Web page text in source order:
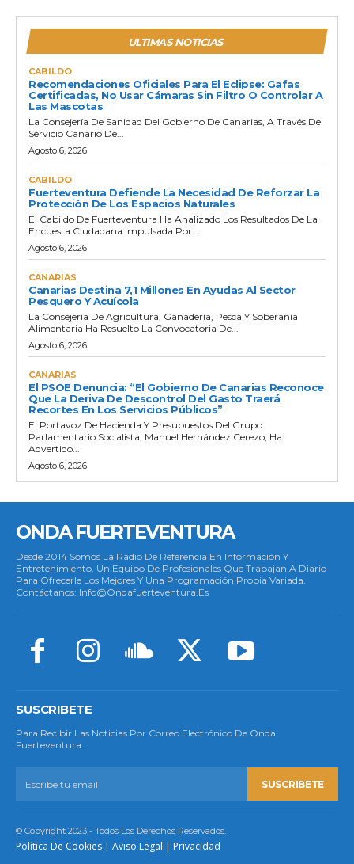
ULTIMAS NOTICIAS
CABILDO
Recomendaciones Oficiales Para El Eclipse: Gafas
Certificadas, No Usar Cámaras Sin Filtro O Controlar A
Las Mascotas
La Consejería De Sanidad Del Gobierno De Canarias, A Través Del
Servicio Canario De...
Agosto 6, 2026
CABILDO
Fuerteventura Defiende La Necesidad De Reforzar La
Protección De Los Espacios Naturales
El Cabildo De Fuerteventura Ha Analizado Los Resultados De La
Encuesta Ciudadana Impulsada Por...
Agosto 6, 2026
CANARIAS
Canarias Destina 7,1 Millones En Ayudas Al Sector
Pesquero Y Acuícola
La Consejería De Agricultura, Ganadería, Pesca Y Soberanía
Alimentaria Ha Resuelto La Convocatoria De...
Agosto 6, 2026
CANARIAS
El PSOE Denuncia: “El Gobierno De Canarias Reconoce
Que La Deriva De Descontrol Del Gasto Traerá
Recortes En Los Servicios Públicos”
El Portavoz De Hacienda Y Presupuestos Del Grupo
Parlamentario Socialista, Manuel Hernández Cerezo, Ha
Advertido...
Agosto 6, 2026
ONDA FUERTEVENTURA
Desde 2014 Somos La Radio De Referencia En Información Y
Entretenimiento. Un Equipo De Profesionales Que Trabajan A Diario
Para Ofrecerle Los Mejores Y Una Programación Propia Variada.
Contáctanos: Info@ondafuerteventura.es
SUSCRIBETE
Para Recibir Las Noticias Por Correo Electrónico De Onda
Fuerteventura.
SUSCRIBETE
© Copyright 2023 - Todos Los Derechos Reservados.
Política De Cookies | Aviso Legal | Privacidad